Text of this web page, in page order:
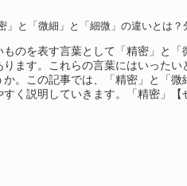
」と「微細」と「細微」の違いとは
ものを表す言葉として「精密」と「
ります。これらの言葉にはいった
か。この記事では、「精密」と「
すく説明していきます。「精密」【